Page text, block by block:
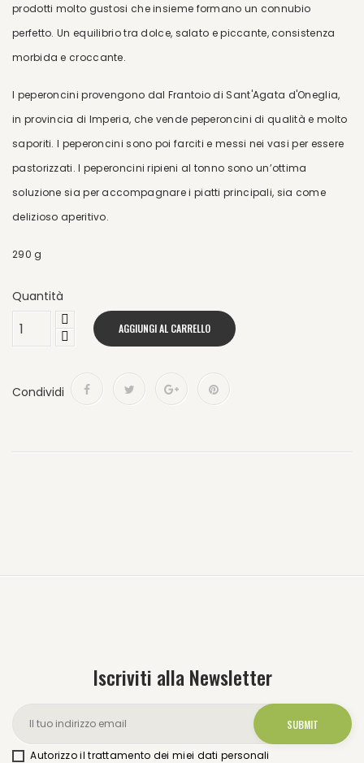
prodotti molto gustosi che insieme formano un connubio
perfetto. Un equilibrio tra dolce, salato e piccante, consistenza
morbida e croccante.
I peperoncini provengono dal Frantoio di Sant'Agata d'Oneglia,
in provincia di Imperia, che vende peperoncini di qualità e molto
saporiti. I peperoncini sono poi farciti e messi nei vasi per essere
pastorizzati. I peperoncini ripieni al tonno sono un’ottima
soluzione sia per accompagnare i piatti principali, sia come
delizioso aperitivo.
290 g
Quantità
AGGIUNGI AL CARRELLO
Condividi
Iscriviti alla Newsletter
Autorizzo il trattamento dei miei dati personali